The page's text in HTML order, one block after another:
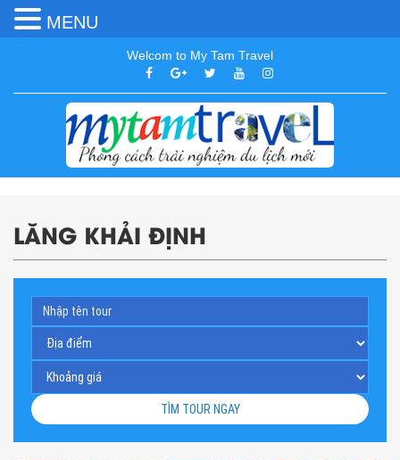
Welcom to My Tam Travel
LĂNG KHẢI ĐỊNH
TÌM TOUR NGAY
MENU